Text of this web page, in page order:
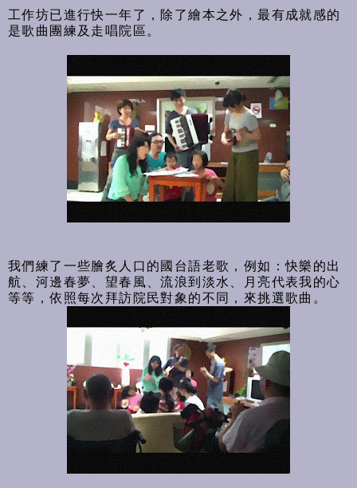
工作坊已進行快一年了，除了繪本之外，最有成就感的
是歌曲團練及走唱院區。
我們練了一些膾炙人口的國台語老歌，例如：快樂的出
航、河邊春夢、望春風、流浪到淡水、月亮代表我的心
等等，依照每次拜訪院民對象的不同，來挑選歌曲。